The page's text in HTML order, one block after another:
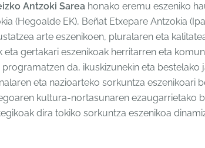
Antzoki Sarea honako eremu eszeniko
(Hegoalde EK), Beñat Etxepare Antzokia
arte eszenikoen, pluralaren eta
eta gertakari eszenikoak herritarren eta
programatzen da, ikuskizunekin eta
eta nazioarteko sorkuntza eszenikoari
kultura-nortasunaren ezaugarrietako
dira tokiko sorkuntza eszenikoa